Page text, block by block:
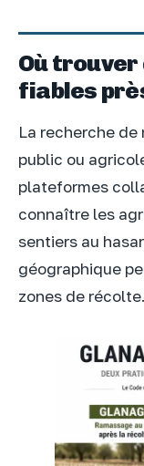
Où trouver
fiables
La recherche
public ou
plateformes
connaître les
sentiers au
géographique
zones de récolte.